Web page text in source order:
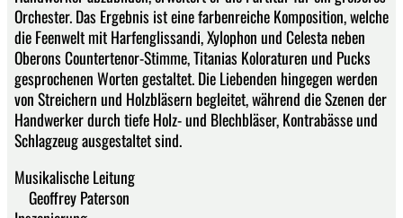
Orchester. Das Ergebnis ist eine farbenreiche Komposition, welche
die Feenwelt mit Harfenglissandi, Xylophon und Celesta neben
Oberons Countertenor-Stimme, Titanias Koloraturen und Pucks
gesprochenen Worten gestaltet. Die Liebenden hingegen werden
von Streichern und Holzbläsern begleitet, während die Szenen der
Handwerker durch tiefe Holz- und Blechbläser, Kontrabässe und
Schlagzeug ausgestaltet sind.
Musikalische Leitung
Geoffrey Paterson